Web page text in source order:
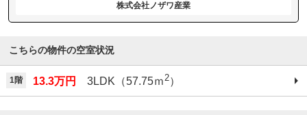
株式会社ノザワ産業
こちらの物件の空室状況
1階 13.3万円 3LDK（57.75ｍ2）